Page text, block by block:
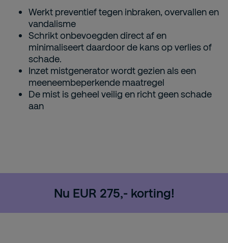
Werkt preventief tegen inbraken, overvallen en
vandalisme
Schrikt onbevoegden direct af en
minimaliseert daardoor de kans op verlies of
schade.
Inzet mistgenerator wordt gezien als een
meeneembeperkende maatregel
De mist is geheel veilig en richt geen schade
aan
Nu EUR 275,- korting!